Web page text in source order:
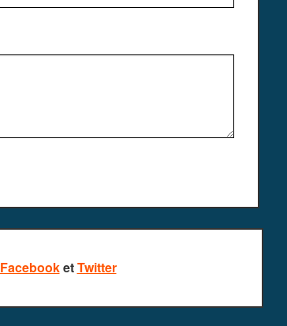
FacebooketTwitter